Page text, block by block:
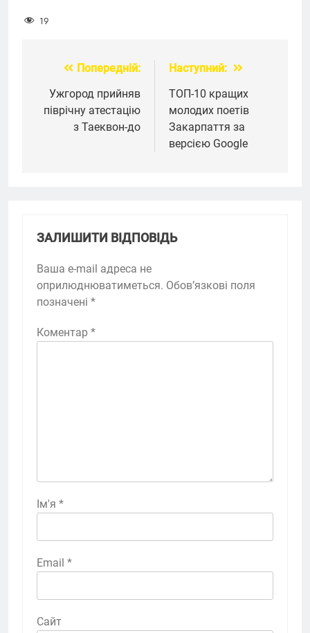
19
Навігація
записів
Попередній:
Ужгород прийняв
піврічну атестацію
з Таеквон-до
Наступний:
ТОП-10 кращих
молодих поетів
Закарпаття за
версією Google
ЗАЛИШИТИ ВІДПОВІДЬ
Ваша e-mail адреса не
оприлюднюватиметься. Обов’язкові поля
позначені *
Коментар *
Ім'я *
Email *
Сайт